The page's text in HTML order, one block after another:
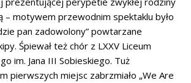
– motywem przewodnim spektaklu było
pan zadowolony” powtarzane
Śpiewał też chór z LXXV Liceum
im. Jana III Sobieskiego. Tuż
pierwszych miejsc zabrzmiało „We Are